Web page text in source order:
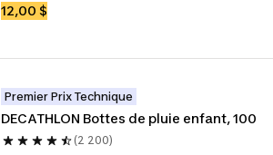
12,00 $
Premier Prix Technique
DECATHLON Bottes de pluie enfant, 100
(2 200)